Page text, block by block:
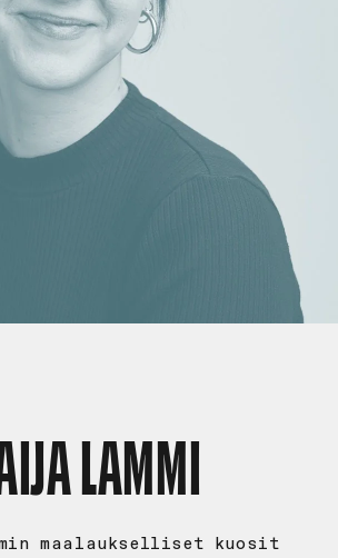
LAMMI
maalaukselliset kuosit